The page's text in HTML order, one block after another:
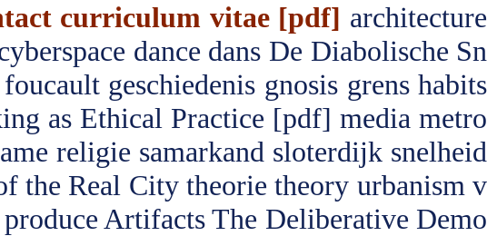
curriculum vitae [pdf] architecture
dance dans De Diabolische Sn
foucault geschiedenis gnosis grens habits
as Ethical Practice [pdf] media metro
religie samarkand sloterdijk snelheid
the Real City theorie theory urbanism v
Artifacts The Deliberative Demo